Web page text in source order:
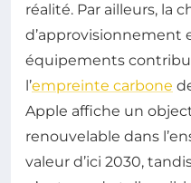
réalité. Par ailleurs, la
d’approvisionnement
équipements
l’empreinte carbone
Apple affiche un
renouvelable dans
valeur d’ici 2030,